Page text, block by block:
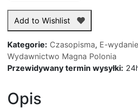
Magna
Polonia
numer
-
wersja
elektroniczna
Add to Wishlist
Kategorie: Czasopisma, E-wydanie
Wydawnictwo Magna Polonia
Przewidywany termin wysyłki:
Opis